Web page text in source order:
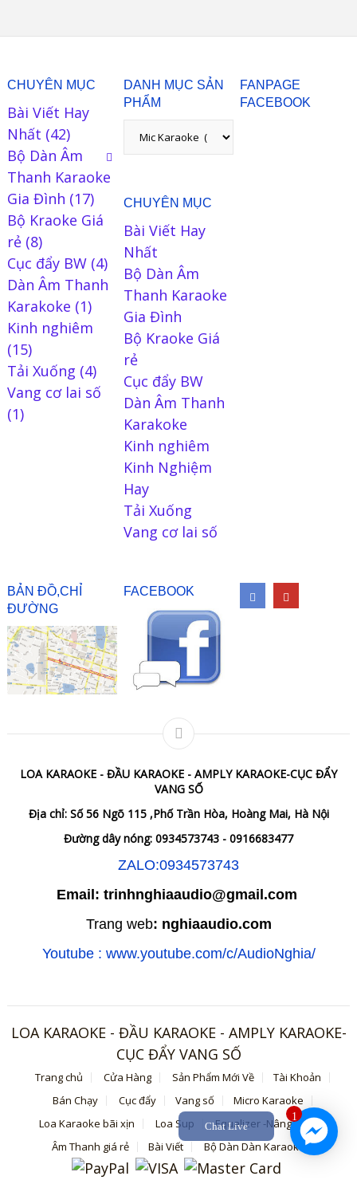
1
Chat Live
CHUYÊN MỤC
Bài Viết Hay
Nhất (42)
Bộ Dàn Âm
Thanh Karaoke
Gia Đình (17)
Bộ Kraoke Giá
rẻ(8)
Cục đẩy BW(4)
Dàn Âm Thanh
Karakoke (1)
Kinh nghiêm
(15)
Tải Xuống (4)
Vang cơ lai số
(1)
DANH MỤC SẢN
PHẨM
CHUYÊN MỤC
Bài Viết Hay
Nhất
Bộ Dàn Âm
Thanh Karaoke
Gia Đình
Bộ Kraoke Giá
rẻ
Cục đẩy BW
Dàn Âm Thanh
Karakoke
Kinh nghiêm
Kinh Nghiệm
Hay
Tải Xuống
Vang cơ lai số
FANPAGE
FACEBOOK
BẢN ĐỒ,CHỈ
ĐƯỜNG
FACEBOOK
LOA KARAOKE - ĐẦU KARAOKE - AMPLY KARAOKE-CỤC ĐẨY
VANG SỐ
Địa chỉ: Số 56 Ngõ 115 ,Phố Trần Hòa, Hoàng Mai, Hà Nội
Đường dây nóng: 0934573743 - 0916683477
ZALO:0934573743
Email: trinhnghiaaudio@gmail.com
Trang web: nghiaaudio.com
Youtube : www.youtube.com/c/AudioNghia/
LOA KARAOKE - ĐẦU KARAOKE - AMPLY KARAOKE-
CỤC ĐẨY VANG SỐ
Trang chủ Cửa Hàng Sản Phẩm Mới Về
Tài Khoản
Bán Chạy
Cục đẩy Vang số
Micro Karaoke
Loa Karaoke bãi xịn
Loa Sup
Equalizer -Nâng tiếng
Âm Thanh giá rẻ
Bài Viết Bộ Dàn Dàn Karaoke